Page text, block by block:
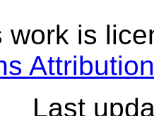
work is
Last